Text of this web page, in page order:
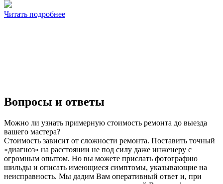
Читать подробнее
Вопросы и ответы
Можно ли узнать примерную стоимость ремонта до выезда
вашего мастера?
Стоимость зависит от сложности ремонта. Поставить точный
«диагноз» на расстоянии не под силу даже инженеру с
огромным опытом. Но вы можете прислать фотографию
шильды и описать имеющиеся симптомы, указывающие на
неисправность. Мы дадим Вам оперативный ответ и, при